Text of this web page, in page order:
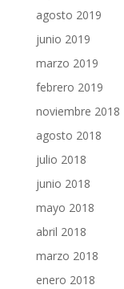
agosto 2019
junio 2019
marzo 2019
febrero 2019
noviembre 2018
agosto 2018
julio 2018
junio 2018
mayo 2018
abril 2018
marzo 2018
enero 2018